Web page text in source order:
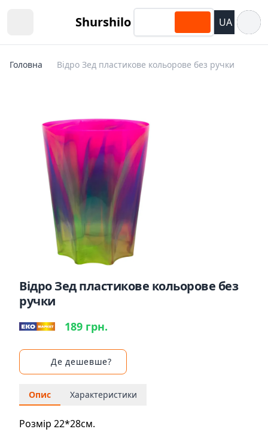
Shurshilo UA
Головна Відро Зед пластикове кольорове без ручки
Відро Зед пластикове кольорове без
ручки
189 грн.
Де дешевше?
Опис Характеристики
Розмір 22*28см.